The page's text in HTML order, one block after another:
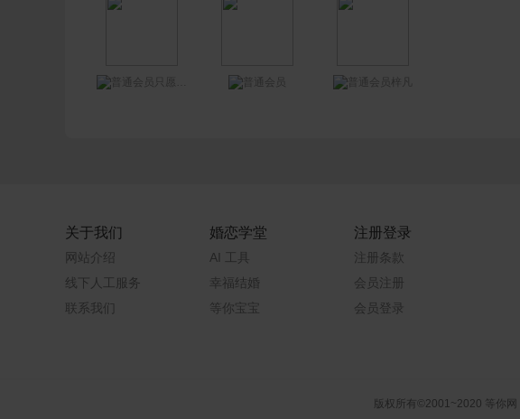
关于我们
网站介绍
线下人工服务
联系我们
婚恋学堂
AI 工具
幸福结婚
等你宝宝
注册登录
注册条款
会员注册
会员登录
版权所有©2001~2020 等你网